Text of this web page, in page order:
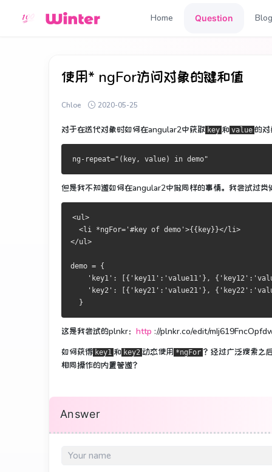
Home Question Blog
使用* ngFor访问对象的键和值
Chloe 2020-05-25
对于在迭代对象时如何在angular2中获取 key 和 value 的对
ng - repeat="(key, value) in demo"
但是我不知道如何在angular2中做同样的事情。 我尝试过类
<ul>
<li *ngFor= '#key of demo' >{{ key}}</ li>
</ul>
demo = {
'key1' : [{ 'key11' : 'value11' }, { 'key12' :
'key2' : [{ 'key21' : 'value21' }, { 'key22' :
}
这是我尝试的plnkr： http ://plnkr.co/edit/
如何获得 key1 和 key2 动态使用 *ngFor ？ 经过广泛搜索之
相同操作的内置管道？
Answer